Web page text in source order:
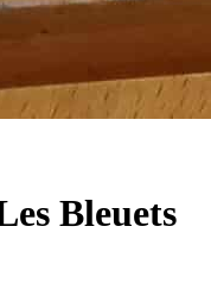
Bleuets